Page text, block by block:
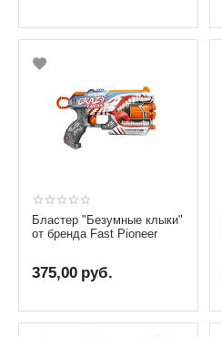
Бластер "Безумные клыки"
от бренда Fast Pioneer
375,00 руб.